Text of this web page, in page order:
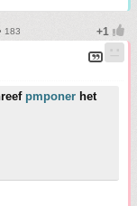
183
pmponer het